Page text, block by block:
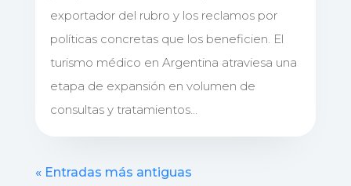
exportador del rubro y los reclamos por
políticas concretas que los beneficien. El
turismo médico en Argentina atraviesa una
etapa de expansión en volumen de
consultas y tratamientos...
« Entradas más antiguas